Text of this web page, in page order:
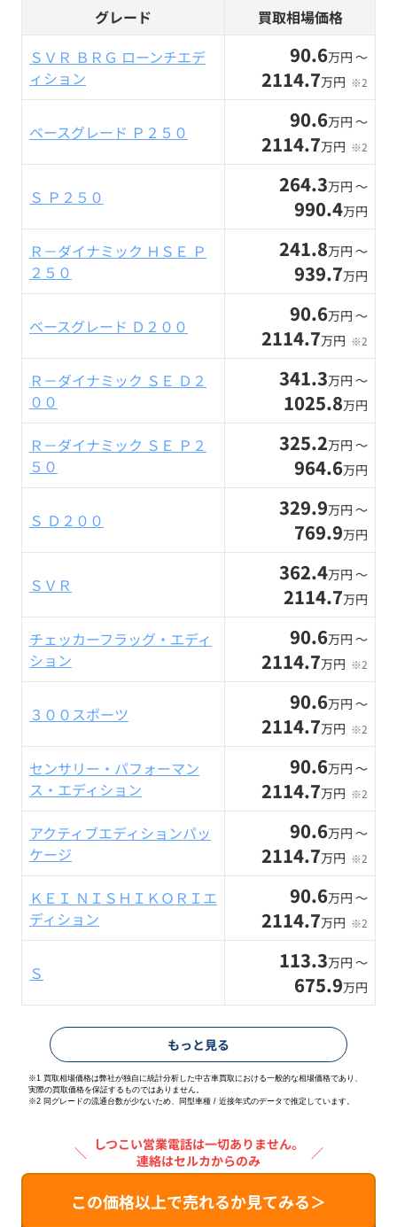
グレード
買取相場価格
ＳＶＲ ＢＲＧ ローンチエデ
ィション
90.6万円 〜
2114.7万円 ※2
ベースグレード Ｐ２５０ 90.6万円 〜
2114.7万円 ※2
Ｓ Ｐ２５０ 264.3万円 〜
990.4万円
Ｒ－ダイナミック ＨＳＥ Ｐ
２５０
241.8万円 〜
939.7万円
ベースグレード Ｄ２００ 90.6万円 〜
2114.7万円 ※2
Ｒ－ダイナミック ＳＥ Ｄ２
００
341.3万円 〜
1025.8万円
Ｒ－ダイナミック ＳＥ Ｐ２
５０
325.2万円 〜
964.6万円
Ｓ Ｄ２００ 329.9万円 〜
769.9万円
ＳＶＲ 362.4万円 〜
2114.7万円
チェッカーフラッグ・エディ
ション
90.6万円 〜
2114.7万円 ※2
３００スポーツ 90.6万円 〜
2114.7万円 ※2
センサリー・パフォーマン
ス・エディション
90.6万円 〜
2114.7万円 ※2
アクティブエディションパッ
ケージ
90.6万円 〜
2114.7万円 ※2
ＫＥＩ ＮＩＳＨＩＫＯＲＩエ
ディション
90.6万円 〜
2114.7万円 ※2
Ｓ 113.3万円 〜
675.9万円
もっと見る
※1 買取相場価格は弊社が独自に統計分析した中古車買取における一般的な相場価格であり、
実際の買取価格を保証するものではありません。
※2 同グレードの流通台数が少ないため、同型車種 / 近接年式のデータで推定しています。
＼ しつこい営業電話は一切ありません。
連絡はセルカからのみ
／
この価格以上で売れるか見てみる＞